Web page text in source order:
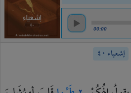
00:00
إشعياء ٤٠